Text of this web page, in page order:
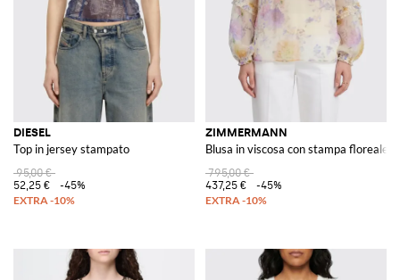
DIESEL
Top in jersey stampato
95,00 €
52,25 €
-45%
ZIMMERMANN
Blusa in viscosa con stampa floreale
795,00 €
437,25 €
-45%